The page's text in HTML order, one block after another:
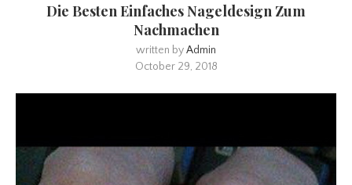
Die Besten Einfaches Nageldesign Zum
Nachmachen
written byAdmin
October 29, 2018